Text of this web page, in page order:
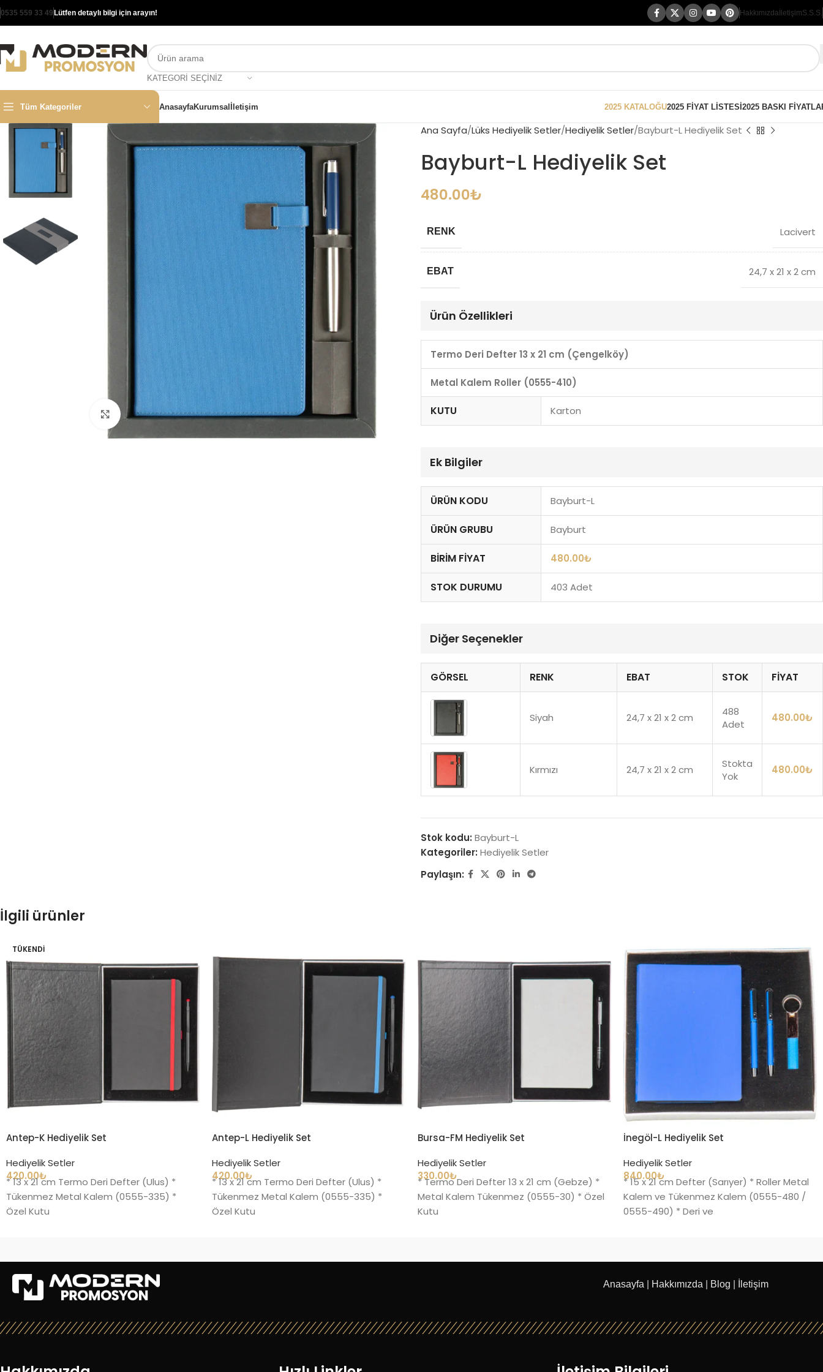
0535 559 33 49 Lütfen detaylı bilgi için arayın! Hakkımızda İletişimS.S.S.
KATEGORI SEÇINIZ
Tüm Kategoriler AnasayfaKurumsalİletişim 2025 KATALOĞU2025 FİYAT LİSTESİ2025 BASKI
Büyütmek için tıklayın
Ana Sayfa Lüks Hediyelik Setler Hediyelik Setler Bayburt-L Hediyelik Set
Bayburt-L Hediyelik Set
480.00₺
RENK Lacivert
EBAT 24,7 x 21 x 2 cm
Ürün Özellikleri
Termo Deri Defter 13 x 21 cm (Çengelköy)
Metal Kalem Roller (0555-410)
KUTU Karton
Ek Bilgiler
ÜRÜN KODU Bayburt-L
ÜRÜN GRUBU Bayburt
BIRIM FIYAT 480.00₺
STOK DURUMU 403 Adet
Diğer Seçenekler
GÖRSEL RENK EBAT STOK FIYAT
Siyah 24,7 x 21 x 2 cm
488
Adet
480.00₺
Kırmızı 24,7 x 21 x 2 cm
Stokta
Yok
480.00₺
Stok kodu: Bayburt-L
Kategoriler: Hediyelik Setler
Paylaşın:
İlgili ürünler
TÜKENDI
Antep-K Hediyelik Set
Hediyelik Setler
420.00₺
* 13 x 21 cm Termo Deri Defter (Ulus) *
Tükenmez Metal Kalem (0555-335) *
Özel Kutu
Antep-L Hediyelik Set
Hediyelik Setler
420.00₺
* 13 x 21 cm Termo Deri Defter (Ulus) *
Tükenmez Metal Kalem (0555-335) *
Özel Kutu
Bursa-FM Hediyelik Set
Hediyelik Setler
330.00₺
* Termo Deri Defter 13 x 21 cm (Gebze) *
Metal Kalem Tükenmez (0555-30) * Özel
Kutu
İnegöl-L Hediyelik Set
Hediyelik Setler
840.00₺
* 15 x 21 cm Defter (Sarıyer) * Roller Metal
Kalem ve Tükenmez Kalem (0555-480 /
0555-490) * Deri ve
Anasayfa Hakkımızda Blog İletişim